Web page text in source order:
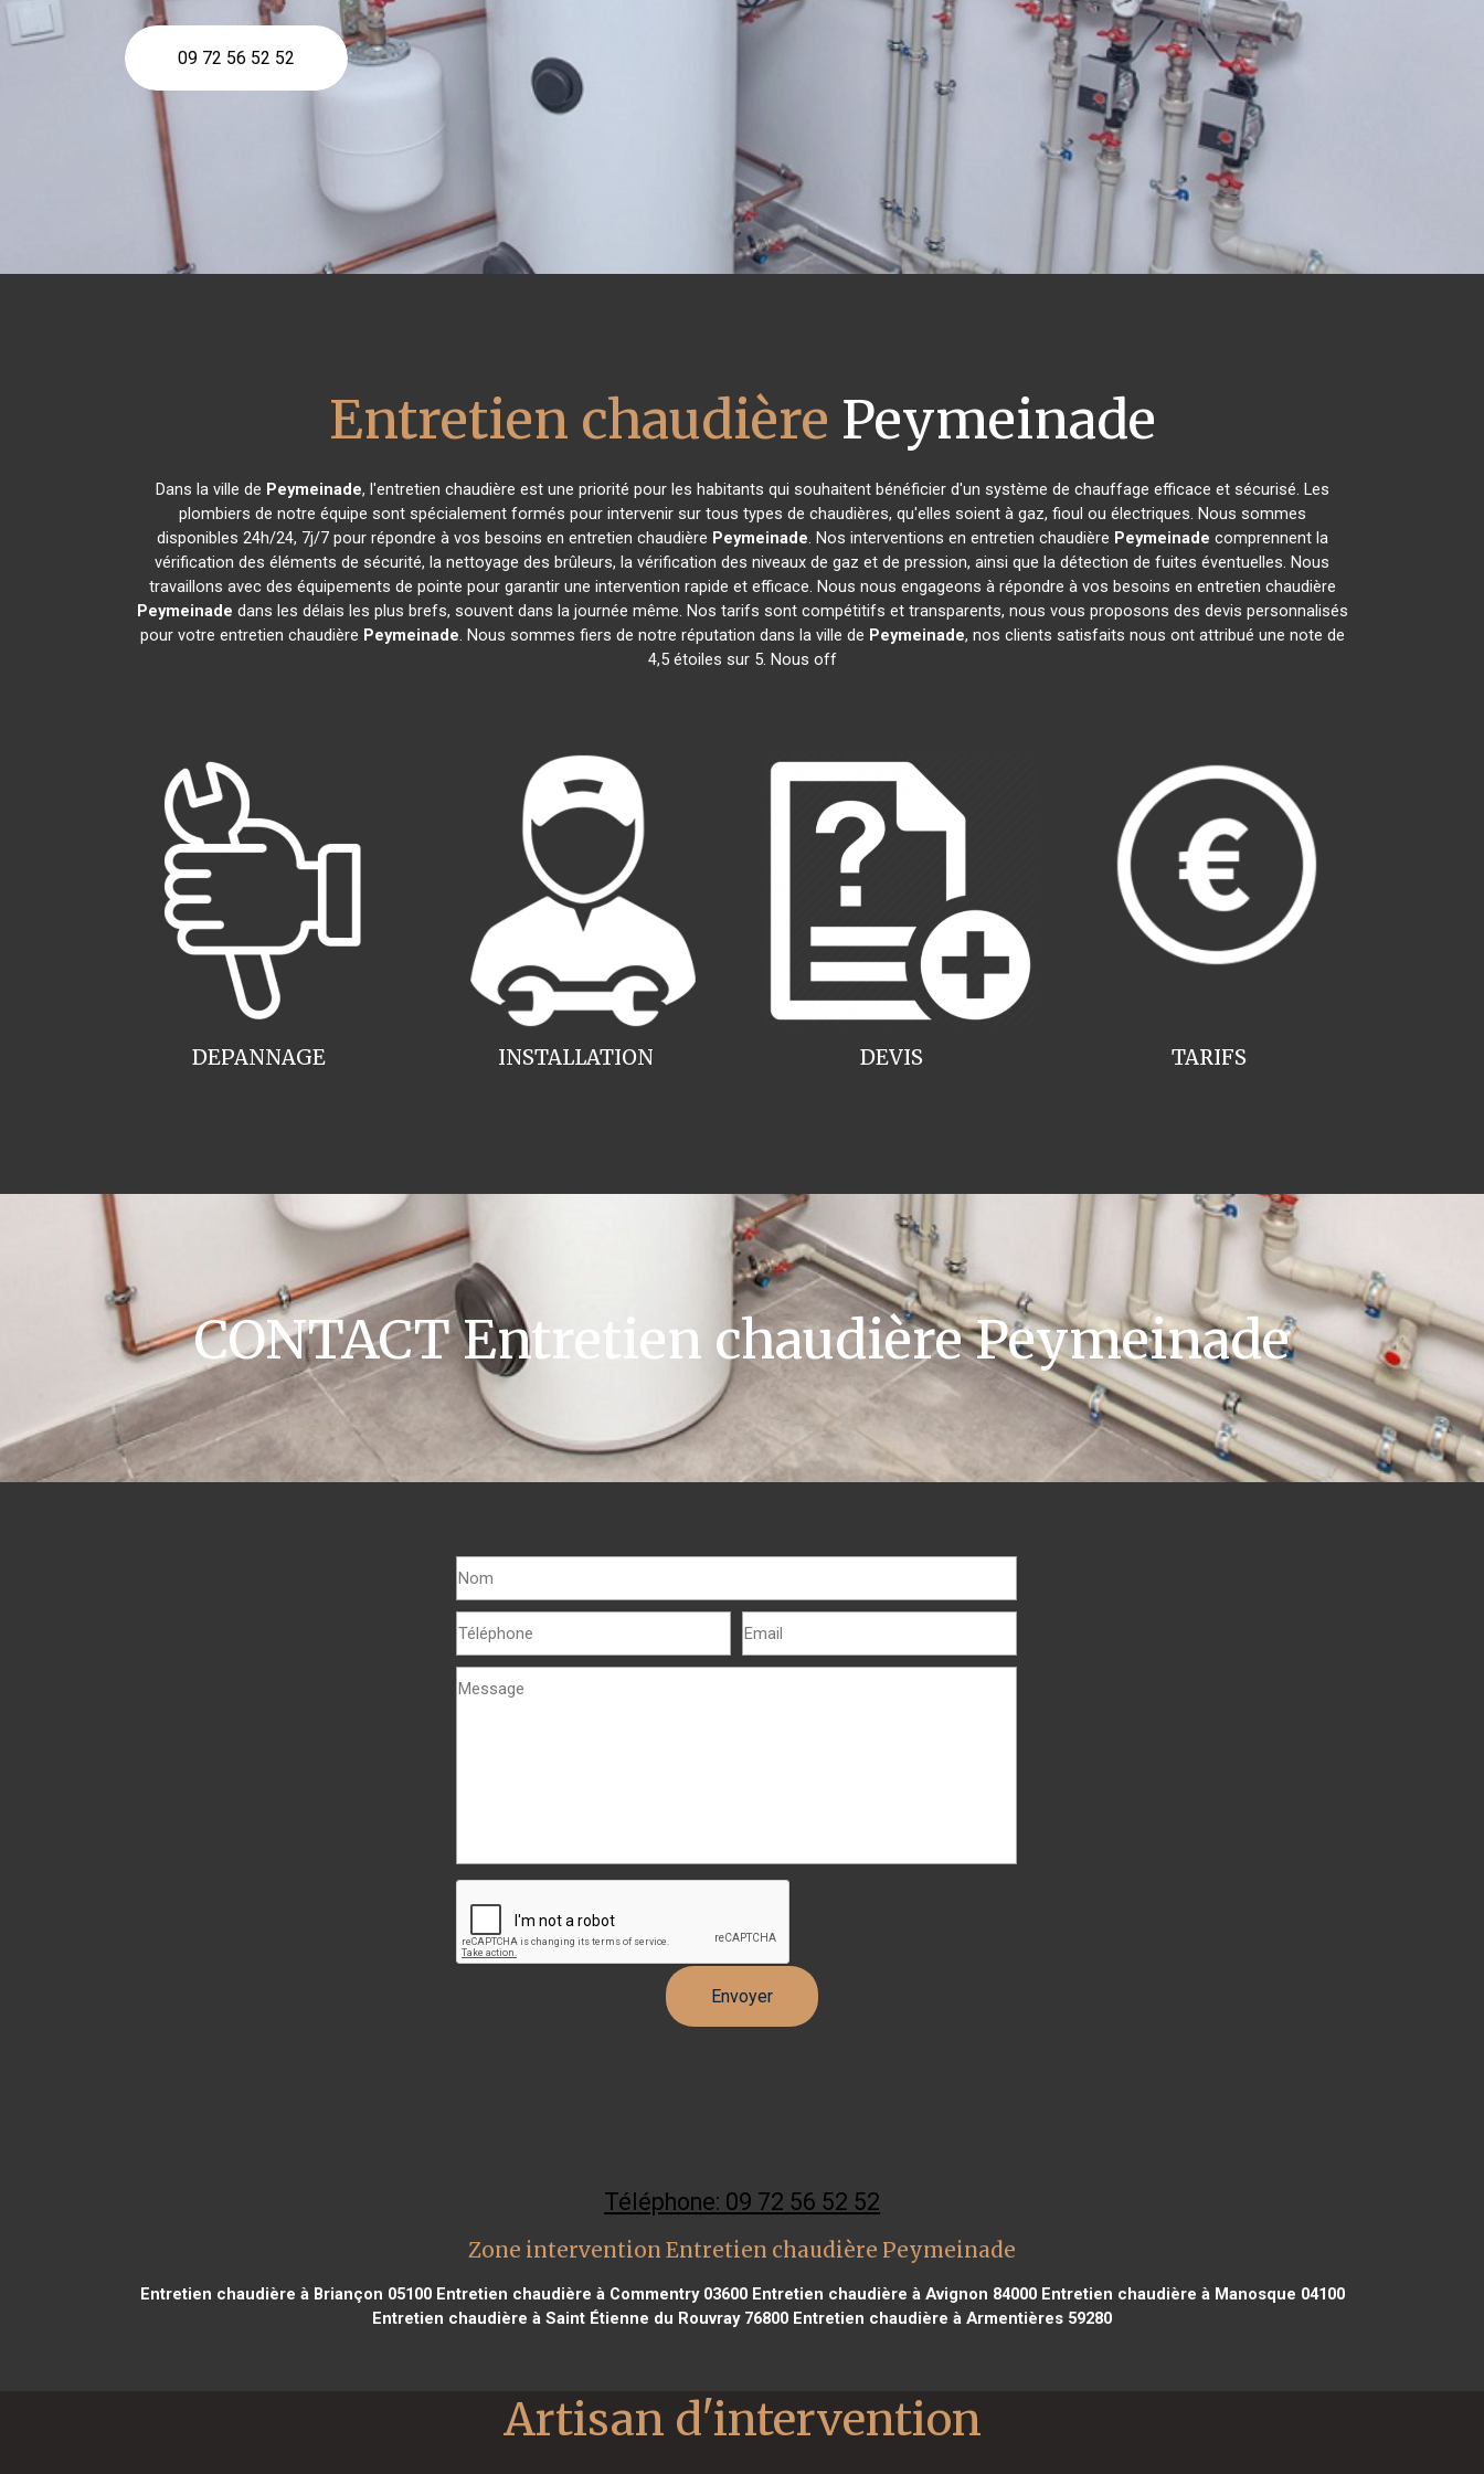
09 72 56 52 52
Entretien chaudière Peymeinade
Dans la ville de Peymeinade, l'entretien chaudière est une priorité pour les habitants qui souhaitent bénéficier d'un système de chauffage efficace et sécurisé. Les
plombiers de notre équipe sont spécialement formés pour intervenir sur tous types de chaudières, qu'elles soient à gaz, fioul ou électriques. Nous sommes
disponibles 24h/24, 7j/7 pour répondre à vos besoins en entretien chaudière Peymeinade. Nos interventions en entretien chaudière Peymeinade comprennent la
vérification des éléments de sécurité, la nettoyage des brûleurs, la vérification des niveaux de gaz et de pression, ainsi que la détection de fuites éventuelles. Nous
travaillons avec des équipements de pointe pour garantir une intervention rapide et efficace. Nous nous engageons à répondre à vos besoins en entretien chaudière
Peymeinade dans les délais les plus brefs, souvent dans la journée même. Nos tarifs sont compétitifs et transparents, nous vous proposons des devis personnalisés
pour votre entretien chaudière Peymeinade. Nous sommes fiers de notre réputation dans la ville de Peymeinade, nos clients satisfaits nous ont attribué une note de
4,5 étoiles sur 5. Nous off
INSTALLATION
DEPANNAGE TARIFS
DEVIS
CONTACT Entretien chaudière Peymeinade
Téléphone: 09 72 56 52 52
Zone intervention Entretien chaudière Peymeinade
Entretien chaudière à Briançon 05100Entretien chaudière à Commentry 03600Entretien chaudière à Avignon 84000Entretien chaudière à Manosque 04100
Entretien chaudière à Saint Étienne du Rouvray 76800 Entretien chaudière à Armentières 59280
Artisan d'intervention